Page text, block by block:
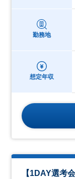
勤務地
想定年収
【1DAY選考